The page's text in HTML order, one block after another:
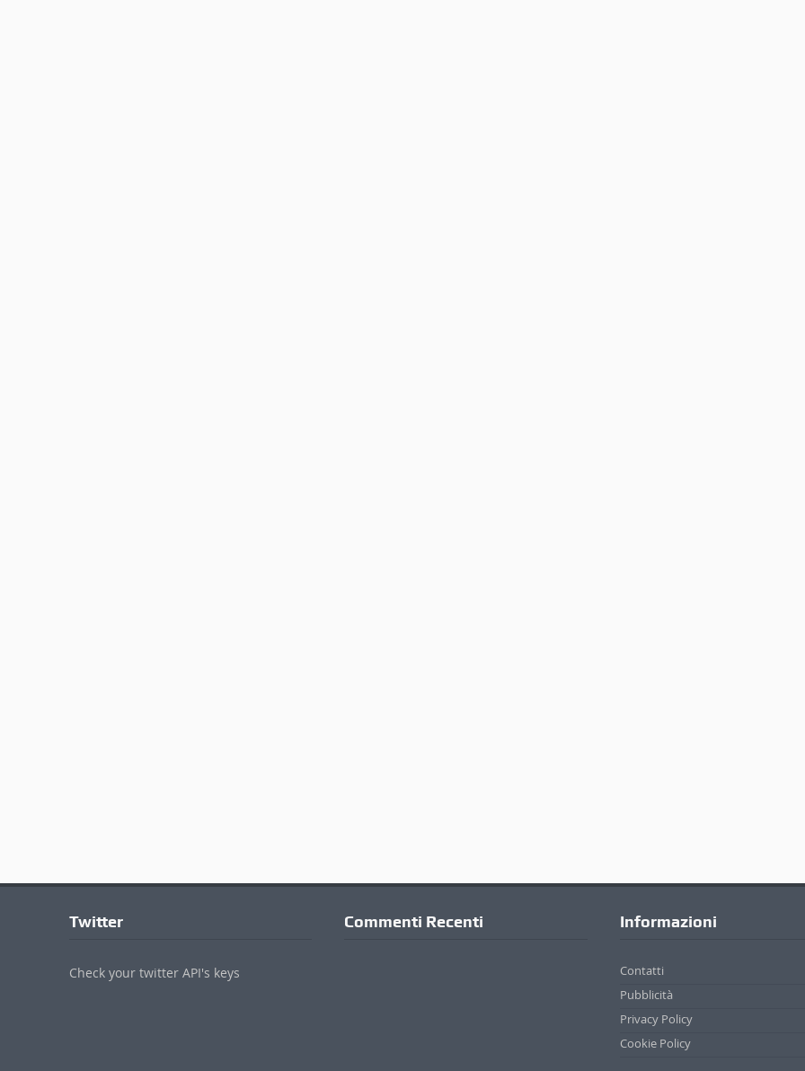
Check your twitter API's keys
Contatti
Privacy Policy
Cookie Policy